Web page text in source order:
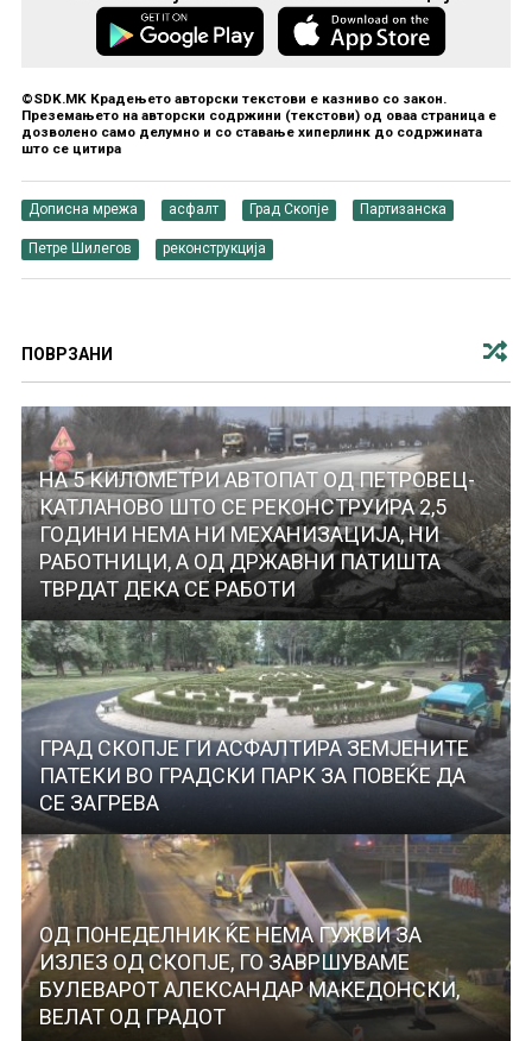
©SDK.MK Крадењето авторски текстови е казниво со закон.
Преземањето на авторски содржини (текстови) од оваа страница е
дозволено само делумно и со ставање хиперлинк до содржината
што се цитира
Дописна мрежа асфалт Град Скопје Партизанска
Петре Шилегов реконструкција
ПОВРЗАНИ
НА 5 КИЛОМЕТРИ АВТОПАТ ОД ПЕТРОВЕЦ-
КАТЛАНОВО ШТО СЕ РЕКОНСТРУИРА 2,5
ГОДИНИ НЕМА НИ МЕХАНИЗАЦИЈА, НИ
РАБОТНИЦИ, А ОД ДРЖАВНИ ПАТИШТА
ТВРДАТ ДЕКА СЕ РАБОТИ
ГРАД СКОПЈЕ ГИ АСФАЛТИРА ЗЕМЈЕНИТЕ
ПАТЕКИ ВО ГРАДСКИ ПАРК ЗА ПОВЕЌЕ ДА
СЕ ЗАГРЕВА
ОД ПОНЕДЕЛНИК ЌЕ НЕМА ГУЖВИ ЗА
ИЗЛЕЗ ОД СКОПЈЕ, ГО ЗАВРШУВАМЕ
БУЛЕВАРОТ АЛЕКСАНДАР МАКЕДОНСКИ,
ВЕЛАТ ОД ГРАДОТ